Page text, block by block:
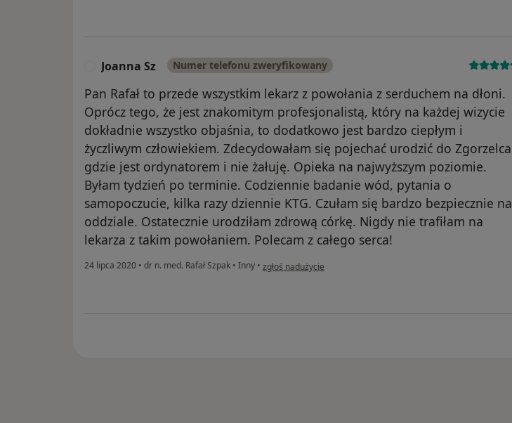
Joanna Sz Numer telefonu zweryfikowany
Pan Rafał to przede wszystkim lekarz z powołania z serduchem na dłoni.
Oprócz tego, że jest znakomitym profesjonalistą, który na każdej wizycie
dokładnie wszystko objaśnia, to dodatkowo jest bardzo ciepłym i
życzliwym człowiekiem. Zdecydowałam się pojechać urodzić do Zgorzelca
gdzie jest ordynatorem i nie żałuję. Opieka na najwyższym poziomie.
Byłam tydzień po terminie. Codziennie badanie wód, pytania o
samopoczucie, kilka razy dziennie KTG. Czułam się bardzo bezpiecznie na
oddziale. Ostatecznie urodziłam zdrową córkę. Nigdy nie trafiłam na
lekarza z takim powołaniem. Polecam z całego serca!
24 lipca 2020 • dr n. med. Rafał Szpak • Inny • w opinii użytkownika Joanna Sz
zgłoś nadużycie